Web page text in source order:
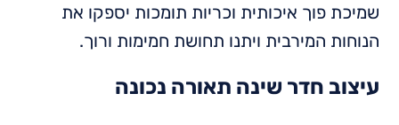
שמיכת פוך איכותית וכריות תומכות יספקו את
הנוחות המירבית ויתנו תחושת חמימות ורוך.
עיצוב חדר שינה תאורה נכונה